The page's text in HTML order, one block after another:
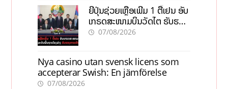
ຍີ່ປຸ່ນຊ່ວຍເຫຼືອເພີ່ມ 1 ຕື້ເຢນ ອັບ
ເກຣດສະໜາມບິນວັດໄຕ ຮັບຮອງ
ການເຕີບໂຕ
07/08/2026
Nya casino utan svensk licens som
accepterar Swish: En jämförelse
07/08/2026